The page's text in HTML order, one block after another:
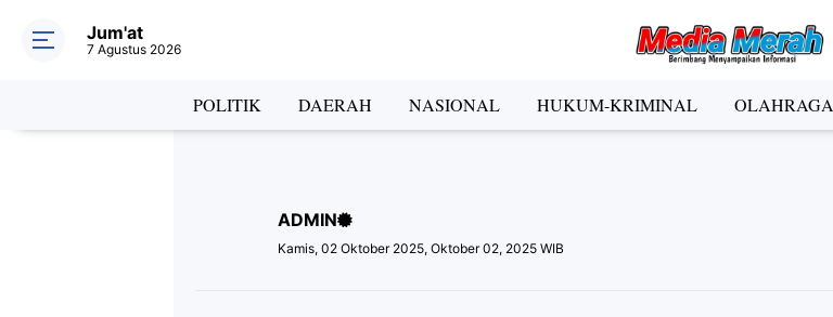
Header Social Media
Facebook
Jum'at
7 Agustus 2026
POLITIK DAERAH NASIONAL HUKUM-KRIMINAL OLAHRAGA
ADMIN
Kamis, 02 Oktober 2025, Oktober 02, 2025 WIB